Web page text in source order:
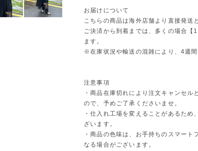
お届けについて
こちらの商品は海外店舗より直接発送
ご決済から到着までは、多くの場合【
ます。
※在庫状況や輸送の混雑により、4週間
注意事項
・商品在庫切れにより注文キャンセル
ので、予めご了承くださいませ。
・仕入れ工場を変えることがあるため
ざいます。
・商品の色味は、お手持ちのスマート
なる場合がございます。